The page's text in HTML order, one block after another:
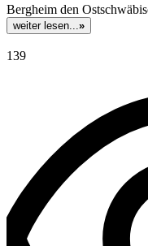
Bergheim den
weiter lesen...»
139